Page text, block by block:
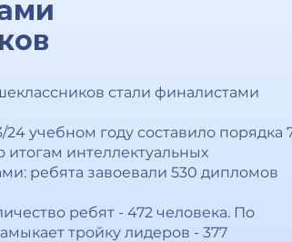
стали финалистами
учебном году составило порядка
интеллектуальных
ребята завоевали 530 дипломов
ребят - 472 человека. По
тройку лидеров - 377